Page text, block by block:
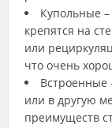
Купольные
крепятся на
или
что очень
Встроенные
или в другую
преимуществ